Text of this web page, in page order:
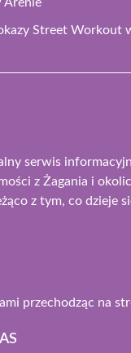
Street Workout
serwis
z Żagania i
z tym, co dzieje
przechodząc na